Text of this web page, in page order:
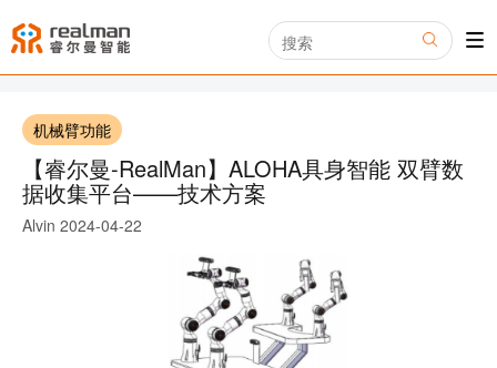
机械臂功能
【睿尔曼-RealMan】ALOHA具身智能 双臂数
据收集平台——技术方案
Alvin 2024-04-22